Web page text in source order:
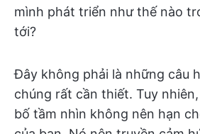
mình phát triển như thế nào
tới?
Đây không phải là những câu
chúng rất cần thiết. Tuy
bố tầm nhìn không nên hạn